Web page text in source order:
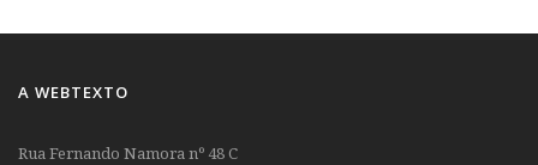
A WEBTEXTO
Rua Fernando Namora nº 48 C